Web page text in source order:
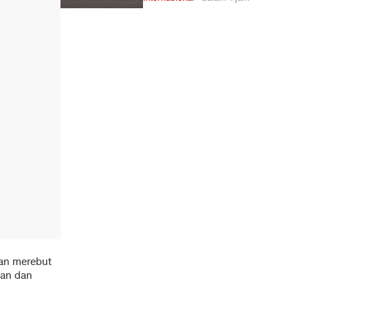
merebut
dan